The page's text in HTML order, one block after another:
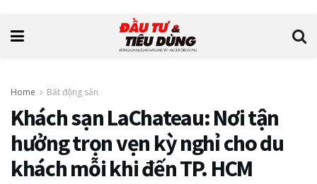
Home Bất động sản
Khách sạn LaChateau: Nơi tận
hưởng trọn vẹn kỳ nghỉ cho du
khách mỗi khi đến TP. HCM